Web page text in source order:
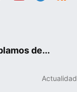
de...
Actualidad